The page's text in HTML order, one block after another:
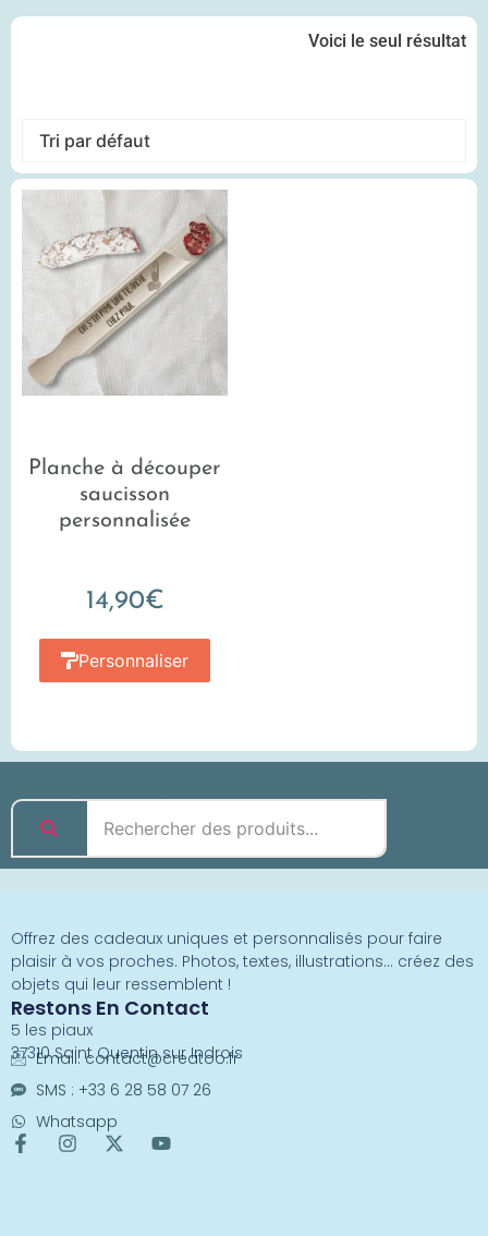
Voici le seul résultat
Planche à découper
saucisson
personnalisée
14,90€
Personnaliser
Offrez des cadeaux uniques et personnalisés pour faire
plaisir à vos proches. Photos, textes, illustrations… créez des
objets qui leur ressemblent !
Restons En Contact
5 les piaux
37310 Saint Quentin sur Indrois
Email:contact@creatoo.fr
SMS : +33 6 28 58 07 26
Whatsapp